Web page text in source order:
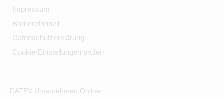
Impressum
Barrierefreiheit
Datenschutzerklärung
Cookie-Einstellungen prüfen
DATEV Unternehmen Online